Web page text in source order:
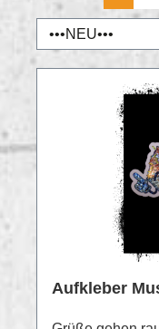
Aufkleber